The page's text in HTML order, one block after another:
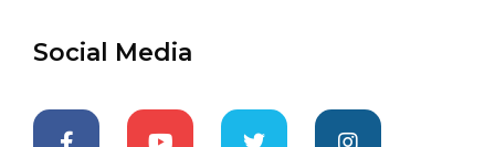
Social Media